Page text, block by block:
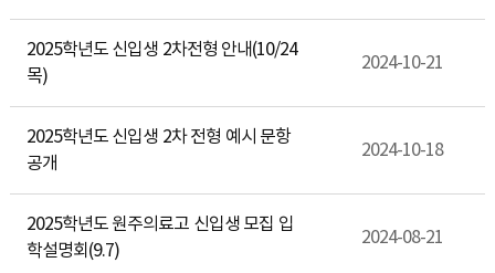
2025학년도 신입생 2차전형 안내(10/24
목)
2024-10-21
2025학년도 신입생 2차 전형 예시 문항
공개
2024-10-18
2025학년도 원주의료고 신입생 모집 입
학설명회(9.7)
2024-08-21